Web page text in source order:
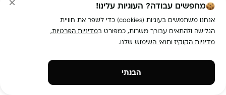
מחפשים עבודה? העוגיות עלינו!
אנחנו משתמשים בעוגיות (cookies) כדי לשפר את חוויית
הגלישה ולהתאים עבורך משרות, כמפורט במדיניות הפרטיות,
מדיניות הקוקיזותנאי השימוש שלנו.
הבנתי
תיאור המשרה:
טיפול בלקוחות פרטנר הקיימים (שיחות נכנסות!) שמנויים למוצרים